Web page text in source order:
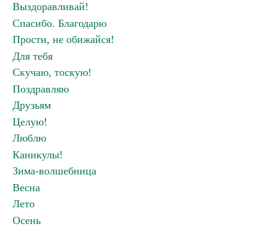
Выздоравливай!
Спасибо. Благодарю
Прости, не обижайся!
Для тебя
Скучаю, тоскую!
Поздравляю
Друзьям
Целую!
Люблю
Каникулы!
Зима-волшебница
Весна
Лето
Осень